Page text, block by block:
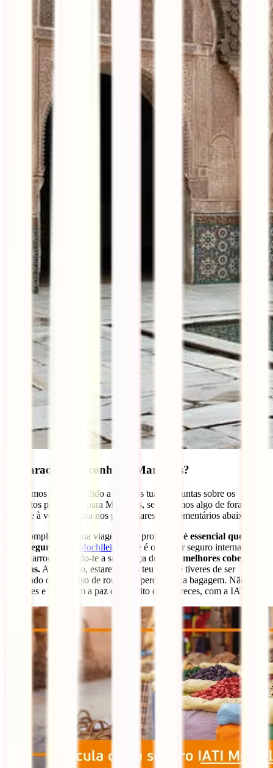
Preparado para conhecer Marrocos?
Esperamos ter respondido a todas as tuas perguntas sobre os
requisitos para viajar para Marrocos, se deixamos algo de fora,
sente-te à vontade para nos perguntares nos comentários abaixo.
Para completares a tua viagem sem problemas é essencial que leves
o teu seguro
IATI Mochileiro
. Este é o melhor seguro internacional
para Marrocos, dando-te a segurança de ter as melhores coberturas
médicas. Além disso, estaremos ao teu lado se tiveres de ser
repatriado ou em caso de roubo ou perda da tua bagagem. Não
arrisques e viaja com a paz de espírito que mereces, com a IATI.